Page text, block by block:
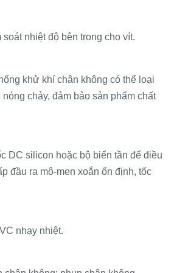
nhiệt độ bên trong cho vít.
khử khí chân không có thể loại
chảy, đảm bảo sản phẩm chất
DC silicon hoặc bộ biến tần để điều
đầu ra mô-men xoắn ổn định, tốc
nhạy nhiệt.